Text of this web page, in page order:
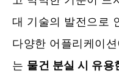
대 기술의 발전으로
다양한 어플리케이
는 물건 분실 시 유용